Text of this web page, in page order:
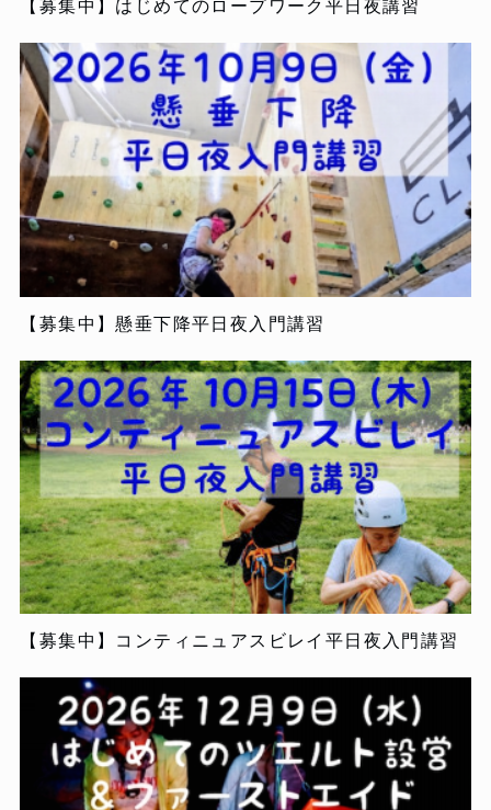
【募集中】懸垂下降平日夜入門講習
【募集中】コンティニュアスビレイ平日夜入門講習